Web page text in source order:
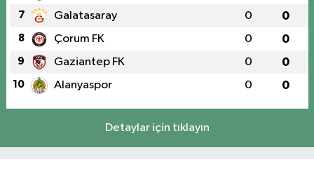
7 Galatasaray 0 0
8 Çorum FK 0 0
9 Gaziantep FK 0 0
10 Alanyaspor 0 0
Detaylar için tıklayın